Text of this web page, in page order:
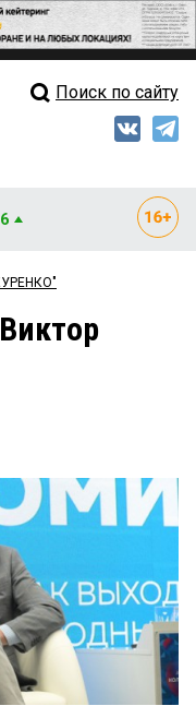
Свежий выпуск
Рейтинги
Поиск по сайту